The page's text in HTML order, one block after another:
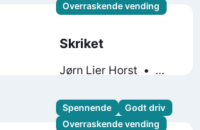
Overraskende vending
Skriket
Jørn Lier Horst
Spennende
Godt driv
Overraskende vending